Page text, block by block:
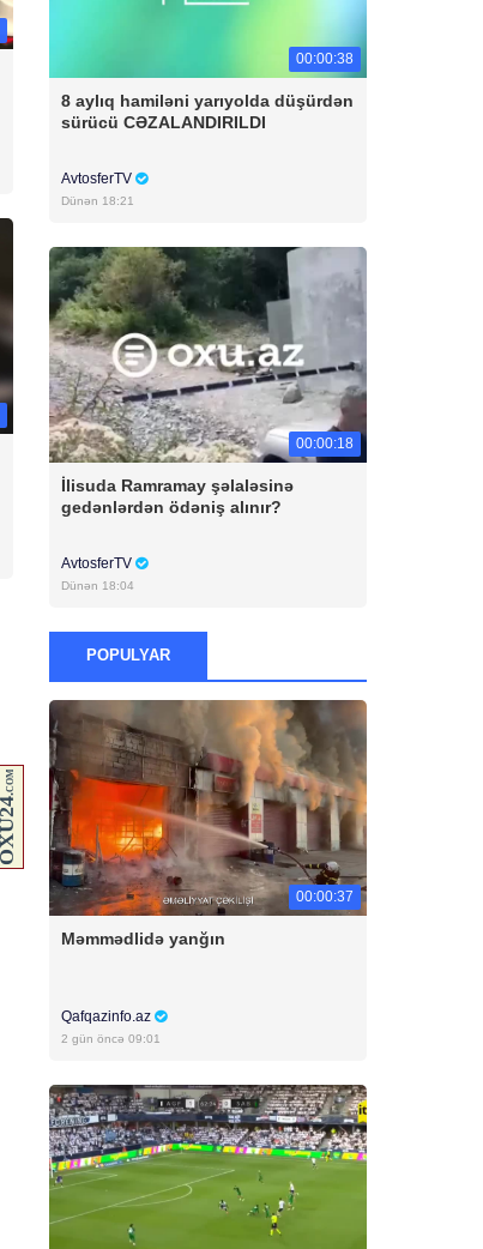
00:00:38
8 aylıq hamiləni yarıyolda düşürdən
sürücü CƏZALANDIRILDI
AvtosferTV
Dünən 18:21
00:00:18
İlisuda Ramramay şəlaləsinə
gedənlərdən ödəniş alınır?
AvtosferTV
Dünən 18:04
POPULYAR
00:00:37
Məmmədlidə yanğın
Qafqazinfo.az
2 gün öncə 09:01